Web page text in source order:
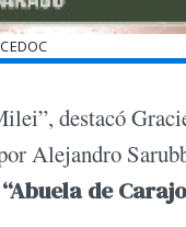
destacó
Alejandro
“Abuela de